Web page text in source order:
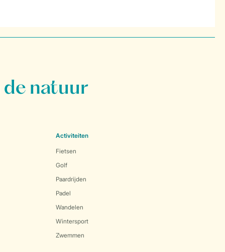
natuur
Activiteiten
Fietsen
Golf
Paardrijden
Padel
Wandelen
Wintersport
Zwemmen